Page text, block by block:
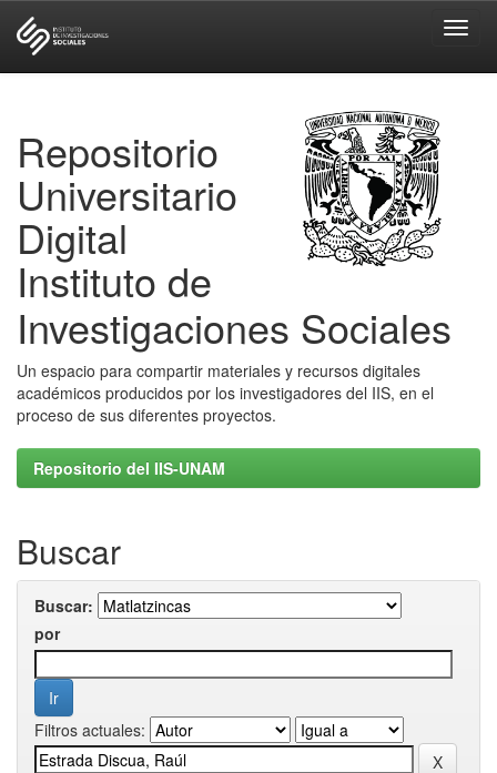
Repositorio
Universitario
Digital
Instituto de
Investigaciones Sociales
Un espacio para compartir materiales y recursos digitales
académicos producidos por los investigadores del IIS, en el
proceso de sus diferentes proyectos.
Repositorio del IIS-UNAM
Buscar
Buscar:
por
Filtros actuales: